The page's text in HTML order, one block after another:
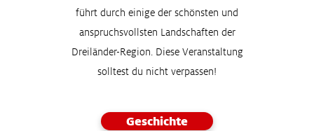
führt durch einige der schönsten und
anspruchsvollsten Landschaften der
Dreiländer-Region. Diese Veranstaltung
solltest du nicht verpassen!
Geschichte